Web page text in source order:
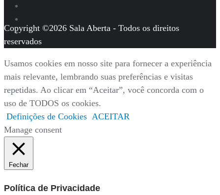
Copyright ©2026 Sala Aberta - Todos os direitos
reservados
Usamos cookies em nosso site para fornecer a experiência
mais relevante, lembrando suas preferências e visitas
repetidas. Ao clicar em “Aceitar”, você concorda com o
uso de TODOS os cookies.
Definições de Cookies ACEITAR
Manage consent
Fechar
Política de Privacidade